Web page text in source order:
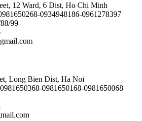
12 Ward, 6 Dist, Ho Chi Minh
0934948186-0961278397
99
Long Bien Dist, Ha Noi
0981650168-0981650068